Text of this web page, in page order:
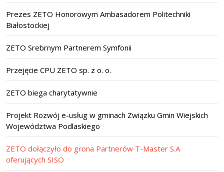
Prezes ZETO Honorowym Ambasadorem Politechniki
Białostockiej
ZETO Srebrnym Partnerem Symfonii
Przejęcie CPU ZETO sp. z o. o.
ZETO biega charytatywnie
Projekt Rozwój e-usług w gminach Związku Gmin Wiejskich
Województwa Podlaskiego
ZETO dołączyło do grona Partnerów T-Master S.A
oferujących SISO